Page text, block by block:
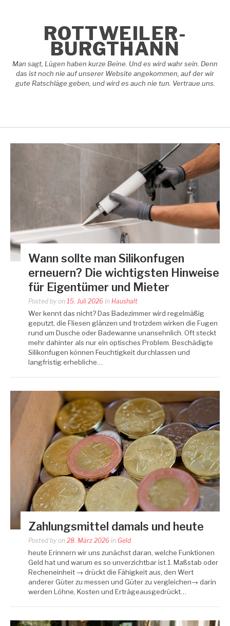
ROTTWEILER-
BURGTHANN
Man sagt, Lügen haben kurze Beine. Und es wird wahr sein. Denn
das ist noch nie auf unserer Website angekommen, auf der wir
gute Ratschläge geben, und wird es auch nie tun. Vertraue uns.
Wann sollte man Silikonfugen
erneuern? Die wichtigsten Hinweise
für Eigentümer und Mieter
Posted by on 15. Juli 2026 in Haushalt
Wer kennt das nicht? Das Badezimmer wird regelmäßig
geputzt, die Fliesen glänzen und trotzdem wirken die Fugen
rund um Dusche oder Badewanne unansehnlich. Oft steckt
mehr dahinter als nur ein optisches Problem. Beschädigte
Silikonfugen können Feuchtigkeit durchlassen und
langfristig erhebliche…
Zahlungsmittel damals und heute
Posted by on 28. März 2026 in Geld
heute Erinnern wir uns zunächst daran, welche Funktionen
Geld hat und warum es so unverzichtbar ist.1. Maßstab oder
Recheneinheit → drückt die Fähigkeit aus, den Wert
anderer Güter zu messen und Güter zu vergleichen→ darin
werden Löhne, Kosten und Erträgeausgedrückt…